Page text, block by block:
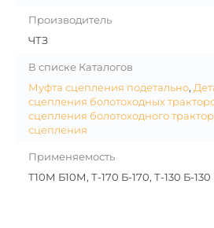
Производитель
ЧТЗ
В списке Каталогов
Муфта сцепления подетально,
сцепления болотоходных
сцепления болотоходного
сцепления
Применяемость
Т10М Б10М, Т-170 Б-170, Т-130 Б-130